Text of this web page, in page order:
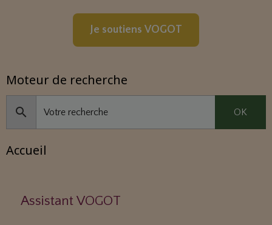
Je soutiens VOGOT
Moteur de recherche
OK
Accueil
Assistant VOGOT